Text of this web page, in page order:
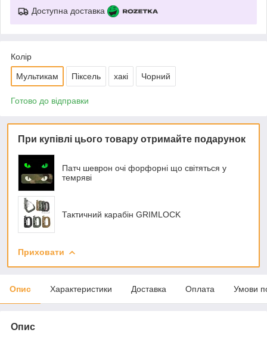
Доступна доставка
Колір
Мультикам Піксель хакі Чорний
Готово до відправки
При купівлі цього товару отримайте подарунок
Патч шеврон очі форфорні що світяться у
темряві
Тактичний карабін GRIMLOCK
Приховати
Опис Характеристики Доставка Оплата Умови
Опис